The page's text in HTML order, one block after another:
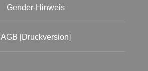
Gender-Hinweis
AGB [Druckversion]